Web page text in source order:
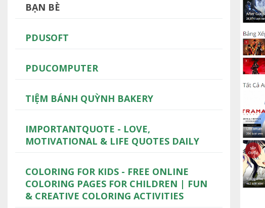
BẠN BÈ
PDUSOFT
PDUCOMPUTER
TIỆM BÁNH QUỲNH BAKERY
IMPORTANTQUOTE - LOVE,
MOTIVATIONAL & LIFE QUOTES DAILY
COLORING FOR KIDS - FREE ONLINE
COLORING PAGES FOR CHILDREN | FUN
& CREATIVE COLORING ACTIVITIES